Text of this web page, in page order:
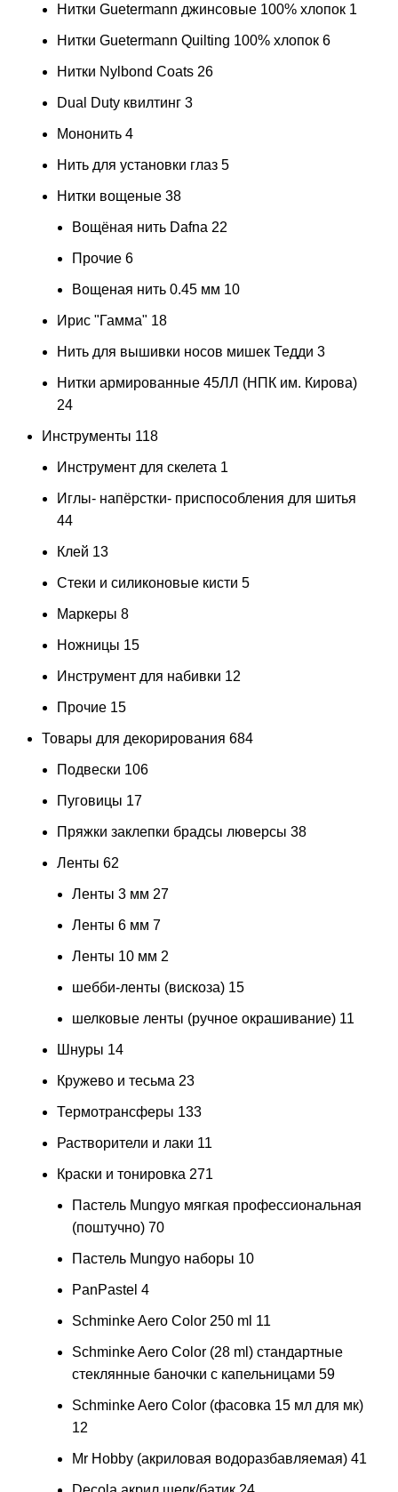
Нитки Guetermann джинсовые 100% хлопок 1
Нитки Guetermann Quilting 100% хлопок 6
Нитки Nylbond Coats 26
Dual Duty квилтинг 3
Мононить 4
Нить для установки глаз 5
Нитки вощеные 38
Вощёная нить Dafna 22
Прочие 6
Вощеная нить 0.45 мм 10
Ирис "Гамма" 18
Нить для вышивки носов мишек Тедди 3
Нитки армированные 45ЛЛ (НПК им. Кирова)
24
Инструменты 118
Инструмент для скелета 1
Иглы- напёрстки- приспособления для шитья
44
Клей 13
Стеки и силиконовые кисти 5
Маркеры 8
Ножницы 15
Инструмент для набивки 12
Прочие 15
Товары для декорирования 684
Подвески 106
Пуговицы 17
Пряжки заклепки брадсы люверсы 38
Ленты 62
Ленты 3 мм 27
Ленты 6 мм 7
Ленты 10 мм 2
шебби-ленты (вискоза) 15
шелковые ленты (ручное окрашивание) 11
Шнуры 14
Кружево и тесьма 23
Термотрансферы 133
Растворители и лаки 11
Краски и тонировка 271
Пастель Mungyo мягкая профессиональная
(поштучно) 70
Пастель Mungyo наборы 10
PanPastel 4
Schminke Aero Color 250 ml 11
Schminke Aero Color (28 ml) стандартные
стеклянные баночки с капельницами 59
Schminke Aero Color (фасовка 15 мл для мк)
12
Mr Hobby (акриловая водоразбавляемая) 41